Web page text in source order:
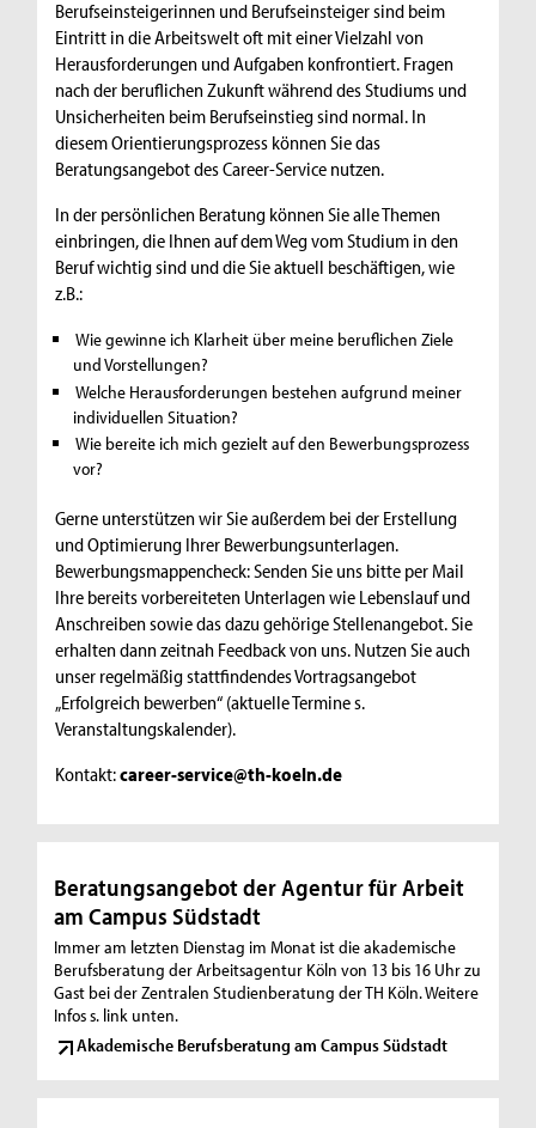
Berufseinsteigerinnen und Berufseinsteiger sind beim
Eintritt in die Arbeitswelt oft mit einer Vielzahl von
Herausforderungen und Aufgaben konfrontiert. Fragen
nach der beruflichen Zukunft während des Studiums und
Unsicherheiten beim Berufseinstieg sind normal. In
diesem Orientierungsprozess können Sie das
Beratungsangebot des Career-Service nutzen.
In der persönlichen Beratung können Sie alle Themen
einbringen, die Ihnen auf dem Weg vom Studium in den
Beruf wichtig sind und die Sie aktuell beschäftigen, wie
z.B.:
Wie gewinne ich Klarheit über meine beruflichen Ziele
und Vorstellungen?
Welche Herausforderungen bestehen aufgrund meiner
individuellen Situation?
Wie bereite ich mich gezielt auf den Bewerbungsprozess
vor?
Gerne unterstützen wir Sie außerdem bei der Erstellung
und Optimierung Ihrer Bewerbungsunterlagen.
Bewerbungsmappencheck: Senden Sie uns bitte per Mail
Ihre bereits vorbereiteten Unterlagen wie Lebenslauf und
Anschreiben sowie das dazu gehörige Stellenangebot. Sie
erhalten dann zeitnah Feedback von uns. Nutzen Sie auch
unser regelmäßig stattfindendes Vortragsangebot
„Erfolgreich bewerben“ (aktuelle Termine s.
Veranstaltungskalender).
Kontakt:career-service@th-koeln.de
Beratungsangebot der Agentur für Arbeit
am Campus Südstadt
Immer am letzten Dienstag im Monat ist die akademische
Berufsberatung der Arbeitsagentur Köln von 13 bis 16 Uhr zu
Gast bei der Zentralen Studienberatung der TH Köln. Weitere
Infos s. link unten.
Akademische Berufsberatung am Campus Südstadt